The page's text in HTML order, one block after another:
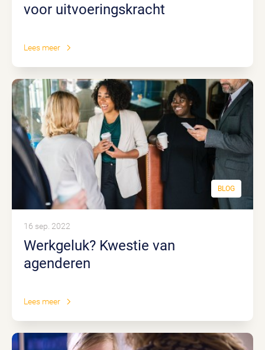
voor uitvoeringskracht
Lees meer
BLOG
Werkgeluk? Kwestie van
agenderen
16 sep. 2022
Lees meer